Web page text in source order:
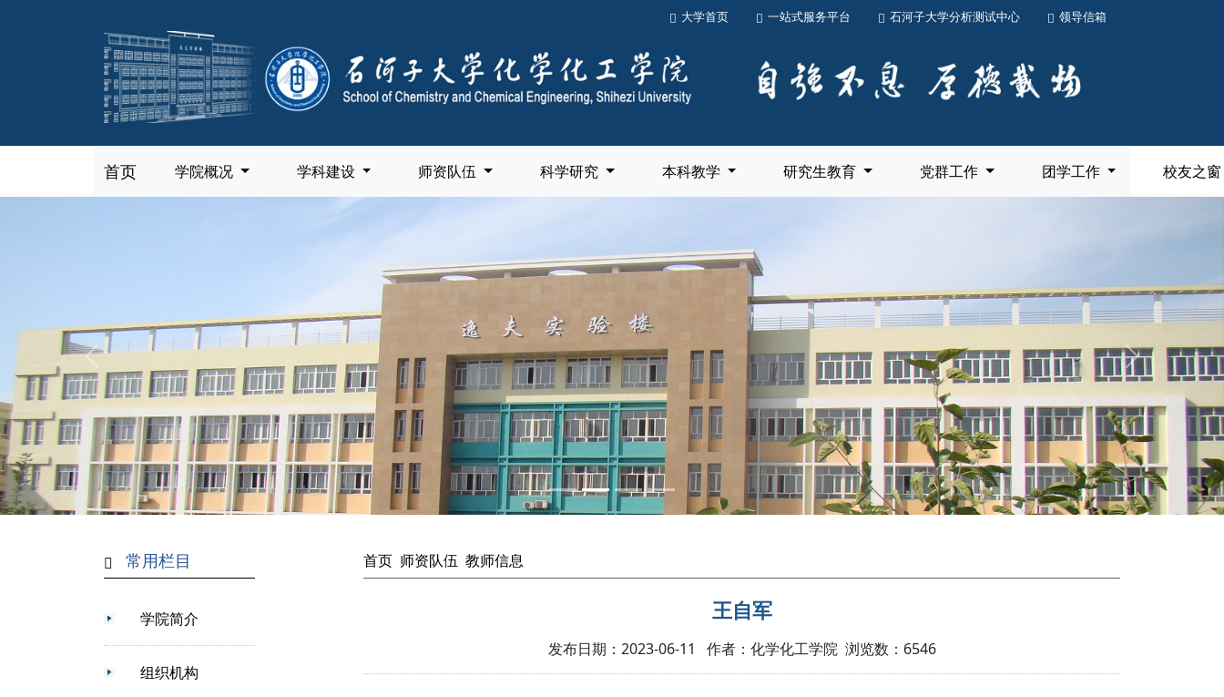
大学首页 一站式服务平台 石河子大学分析测试中心 领导信箱
首页 学院概况 学科建设 师资队伍 科学研究 本科教学 研究生教育 党群工作 团学工作 校友之
常用栏目
学院简介
组织机构
首页 师资队伍 教师信息
王自军
发布日期：2023-06-11 作者：化学化工学院 浏览数： 6546